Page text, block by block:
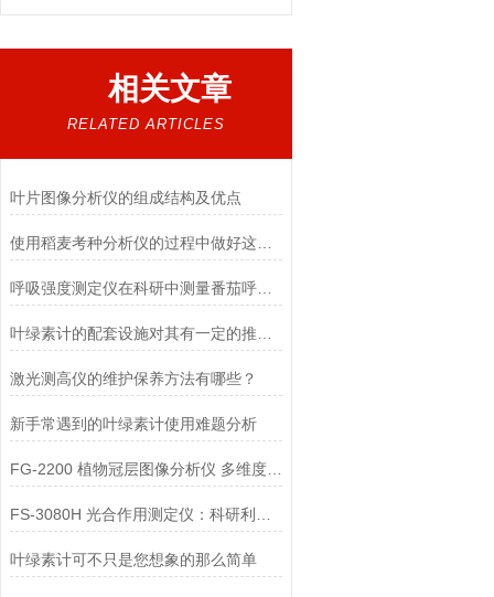
相关文章
RELATED ARTICLES
叶片图像分析仪的组成结构及优点
使用稻麦考种分析仪的过程中做好这些事项 好处多多
呼吸强度测定仪在科研中测量番茄呼吸速率
激光测高仪的维护保养方法有哪些？
新手常遇到的叶绿素计使用难题分析
FG-2200 植物冠层图像分析仪 多维度解析冠层特征 赋能农林生态科研检测
叶绿素计可不只是您想象的那么简单